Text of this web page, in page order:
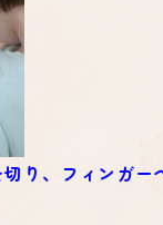
り、フィンガー